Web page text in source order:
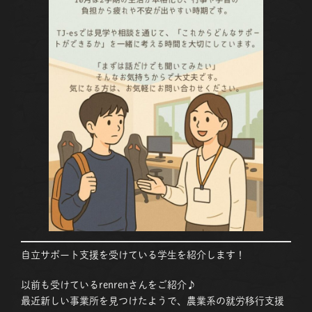
自立サポート支援を受けている学生を紹介します！
以前も受けているrenrenさんをご紹介♪
最近新しい事業所を見つけたようで、農業系の就労移行支援